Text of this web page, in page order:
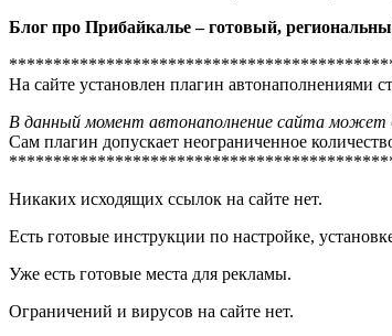
Блог про Прибайкалье –готовый,
На сайте установлен плагин автонаполнениями
В данный момент автонаполнение сайта
Сам плагин допускает неограниченное
Никаких исходящих ссылок на сайте нет.
Есть готовые инструкции по настройке,
Уже есть готовые места для рекламы.
Ограничений и вирусов на сайте нет.